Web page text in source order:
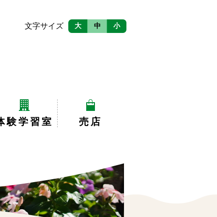
験学習室 売店
文字サイズ 大 中 小